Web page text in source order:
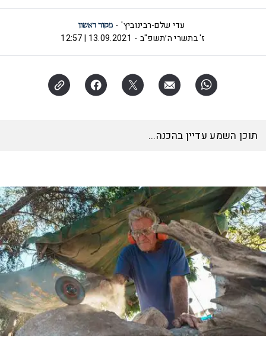
עדי שלם-רבינוביץ'
ז' בתשרי ה׳תשפ"ב
13.09.2021 | 12:57
תוכן השמע עדיין בהכנה...